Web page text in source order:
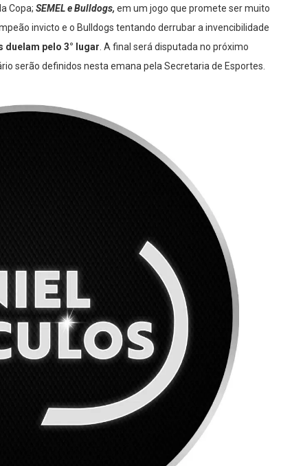
Copa; SEMEL e Bulldogs, em um jogo que promete ser muito
invicto e o Bulldogs tentando derrubar a invencibilidade
duelam pelo 3° lugar. A final será disputada no próximo
serão definidos nesta emana pela Secretaria de Esportes.